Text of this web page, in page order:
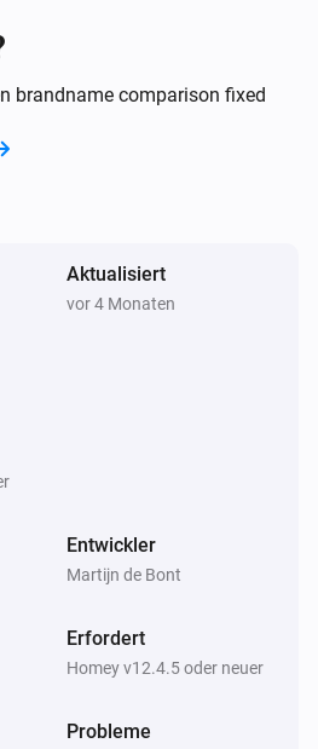
des Akkus hat sich geändert ...
hat sich geändert
des Akkus hat sich geändert
sich geändert
brandname comparison fixed
Aktualisiert
vor 4 Monaten
Entwickler
Martijn de Bont
Erfordert
Homey v12.4.5 oder neuer
Probleme